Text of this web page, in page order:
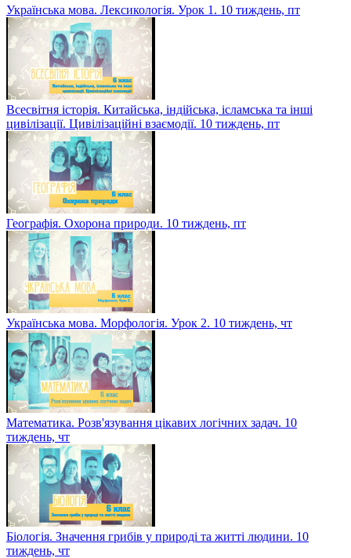
Українська мова. Лексикологія. Урок 1. 10 тиждень, пт
Всесвітня історія. Китайська, індійська, ісламська та інші
цивілізації. Цивілізаційні взаємодії. 10 тиждень, пт
Географія. Охорона природи. 10 тиждень, пт
Українська мова. Морфологія. Урок 2. 10 тиждень, чт
Математика. Розв'язування цікавих логічних задач. 10
тиждень, чт
Біологія. Значення грибів у природі та житті людини. 10
тиждень, чт